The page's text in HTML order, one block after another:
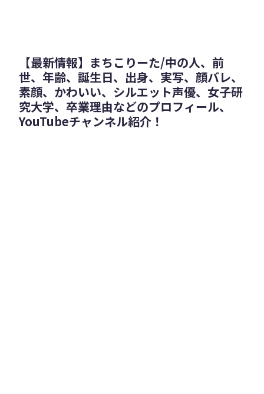
【最新情報】まちこりーた/中の人、前
世、年齢、誕生日、出身、実写、顔バレ、
素顔、かわいい、シルエット声優、女子研
究大学、卒業理由などのプロフィール、
YouTubeチャンネル紹介！